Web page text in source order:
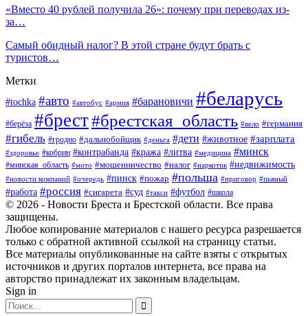
«Вместо 40 рублей получила 26»: почему при переводах из-
за…
Самый обидный налог? В этой стране будут брать с
туристов…
Метки
#tochka #авто #автобус #армия #барановичи #беларусь
#берёза #брест#брестская_область #вело #германия
#гибель #гродно #дальнобойщик #деньга #дети #животное #зарплата
#здоровье #кобрин #контрабанда #кража #литва #медицина #минск
#минская_область #мото #мошенничество #налог #наркотик #недвижимость
#новости компаний #очередь #пинск #пожар #польша #приговор #пьяный
#работа #россия #сигарета #суд #такси #футбол #школа
© 2026 - Новости Бреста и Брестской области. Все права
защищены.
Любое копирование материалов с нашего ресурса разрешается
только с обратной активной ссылкой на страницу статьи.
Все материалы опубликованные на сайте взяты с открытых
источников и других порталов интернета, все права на
авторство принадлежат их законным владельцам.
Sign in